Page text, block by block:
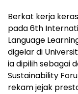
Berkat kerja
pada 6th
Language
digelar di
ia dipilih sebagai
Sustainability
rekam jejak